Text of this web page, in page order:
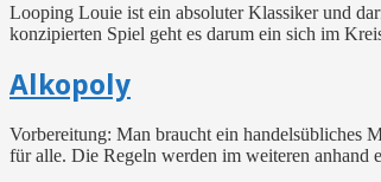
Looping Louie ist ein absoluter Klassiker und
konzipierten Spiel geht es darum ein sich im
Alkopoly
Vorbereitung: Man braucht ein handelsübliches
für alle. Die Regeln werden im weiteren